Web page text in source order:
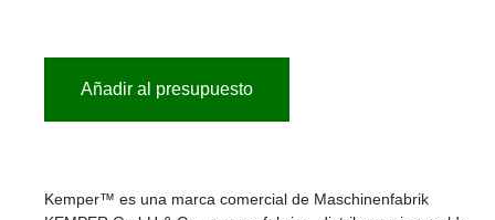
Añadir al presupuesto
Kemper™ es una marca comercial de Maschinenfabrik